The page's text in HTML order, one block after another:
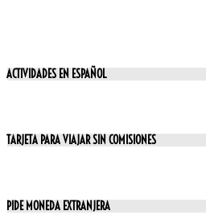
ACTIVIDADES EN ESPAÑOL
TARJETA PARA VIAJAR SIN COMISIONES
PIDE MONEDA EXTRANJERA